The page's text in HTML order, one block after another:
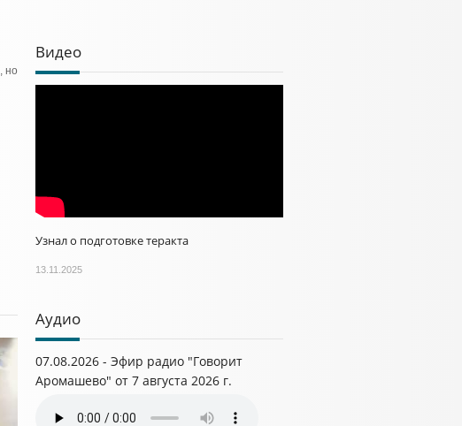
но
Видео
Узнал о подготовке теракта
13.11.2025
Аудио
07.08.2026 - Эфир радио "Говорит
Аромашево" от 7 августа 2026 г.